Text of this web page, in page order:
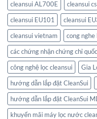
cleansui AL700E
cleansui
cleansui EU101
cleansui
cleansui vietnam
cong nghe
các chứng nhận chứng chỉ
công nghệ lọc cleansui
Gia
hướng dẫn lắp đặt CleanSui
hướng dẫn lắp đặt CleanSui
khuyến mãi máy lọc nước